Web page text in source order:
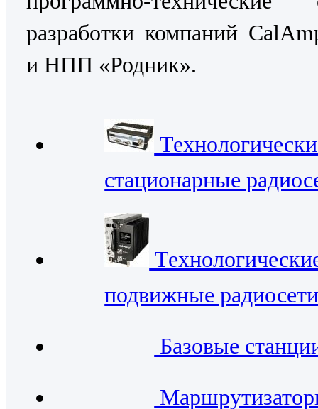
разработки компаний
и НПП «Родник».
стационарные
подвижные
Базовые